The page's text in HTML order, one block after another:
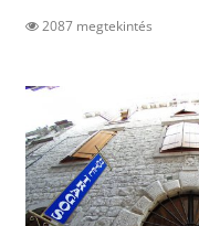
2087 megtekintés